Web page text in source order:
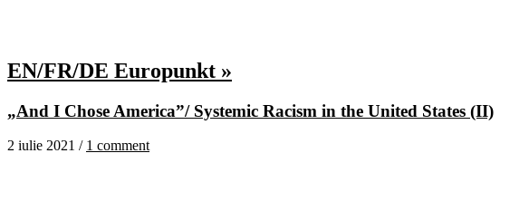
EN/FR/DE Europunkt »
„And I Chose America”/ Systemic Racism in the United States (II)
2 iulie 2021 / 1 comment